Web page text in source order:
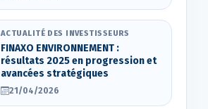
ACTUALITÉ DES INVESTISSEURS
FINAXO ENVIRONNEMENT :
résultats 2025 en progression et
avancées stratégiques
21/04/2026